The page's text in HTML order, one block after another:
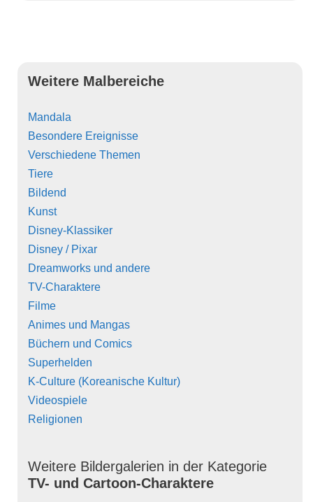
Weitere Malbereiche
Mandala
Besondere Ereignisse
Verschiedene Themen
Tiere
Bildend
Kunst
Disney-Klassiker
Disney / Pixar
Dreamworks und andere
TV-Charaktere
Filme
Animes und Mangas
Büchern und Comics
Superhelden
K-Culture (Koreanische Kultur)
Videospiele
Religionen
Weitere Bildergalerien in der Kategorie
TV- und Cartoon-Charaktere